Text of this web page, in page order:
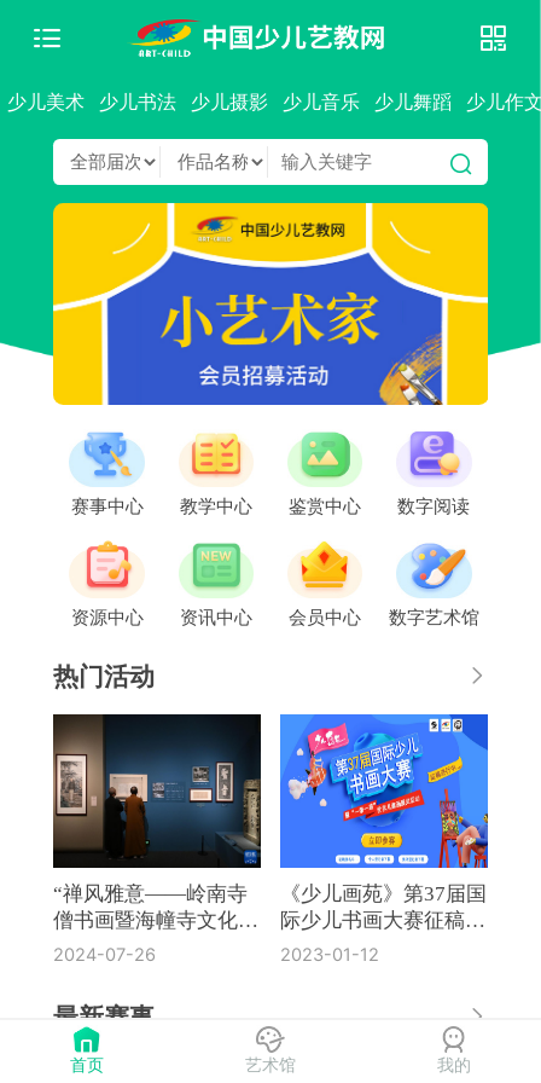
少儿美术 少儿书法 少儿摄影 少儿音乐 少儿舞蹈 少儿作
赛事中心 教学中心 鉴赏中心 数字阅读
资源中心 资讯中心 会员中心 数字艺术馆
热门活动
“禅风雅意——岭南寺
僧书画暨海幢寺文化
展”在国博开幕
2024-07-26
《少儿画苑》第37届国
际少儿书画大赛征稿通
知
2023-01-12
最新赛事
《奔流·小作家》第8届全国中
首页 艺术馆 我的